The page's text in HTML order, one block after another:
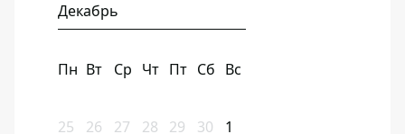
Декабрь
Пн Вт Ср Чт Пт Сб Вс
25 26 27 28 29 30 1